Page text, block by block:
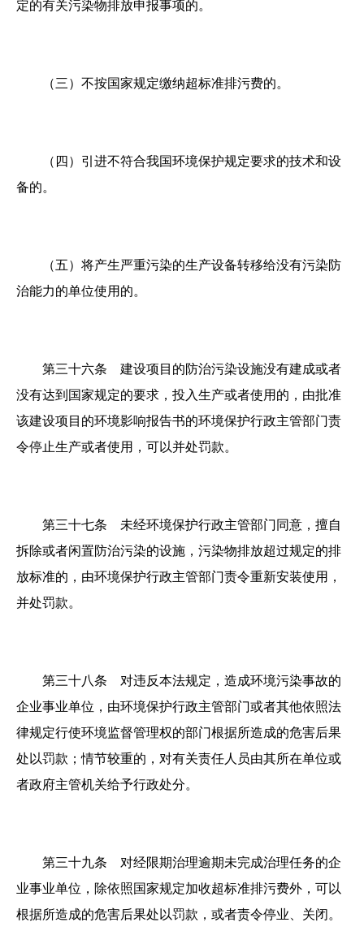
定的有关污染物排放申报事项的。
（三）不按国家规定缴纳超标准排污费的。
（四）引进不符合我国环境保护规定要求的技术和设
备的。
（五）将产生严重污染的生产设备转移给没有污染防
治能力的单位使用的。
第三十六条 建设项目的防治污染设施没有建成或者
没有达到国家规定的要求，投入生产或者使用的，由批准
该建设项目的环境影响报告书的环境保护行政主管部门责
令停止生产或者使用，可以并处罚款。
第三十七条 未经环境保护行政主管部门同意，擅自
拆除或者闲置防治污染的设施，污染物排放超过规定的排
放标准的，由环境保护行政主管部门责令重新安装使用，
并处罚款。
第三十八条 对违反本法规定，造成环境污染事故的
企业事业单位，由环境保护行政主管部门或者其他依照法
律规定行使环境监督管理权的部门根据所造成的危害后果
处以罚款；情节较重的，对有关责任人员由其所在单位或
者政府主管机关给予行政处分。
第三十九条 对经限期治理逾期未完成治理任务的企
业事业单位，除依照国家规定加收超标准排污费外，可以
根据所造成的危害后果处以罚款，或者责令停业、关闭。